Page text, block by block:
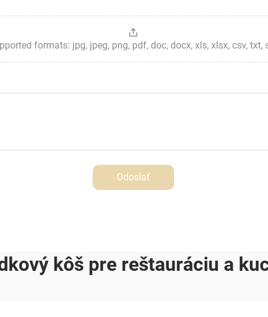
formats: jpg, jpeg, png, pdf, doc, docx, xls, xlsx, csv, txt,
Odoslať
kôš pre reštauráciu a